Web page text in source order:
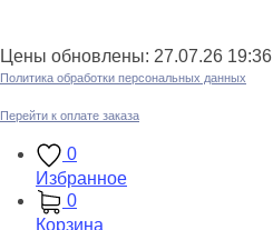
Цены обновлены: 27.07.26 19:36
Политика обработки персональных данных
Перейти к оплате заказа
0
Избранное
0
Корзина